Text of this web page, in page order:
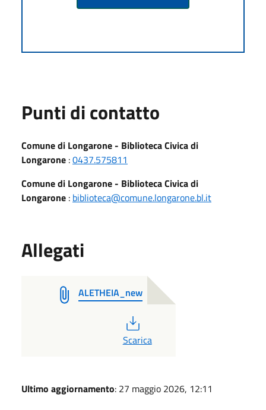
Punti di contatto
Comune di Longarone - Biblioteca Civica di
Longarone :0437.575811
Comune di Longarone - Biblioteca Civica di
Longarone : biblioteca@comune.longarone.bl.it
Allegati
ALETHEIA_new
PDF
Scarica
Ultimo aggiornamento: 27 maggio 2026, 12:11